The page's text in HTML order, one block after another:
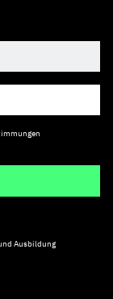
Ausbildung